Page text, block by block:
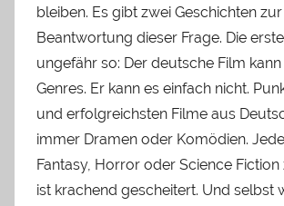
bleiben. Es gibt zwei Geschichten zur
Beantwortung dieser Frage. Die
ungefähr so: Der deutsche Film kann
Genres. Er kann es einfach nicht.
und erfolgreichsten Filme aus
immer Dramen oder Komödien.
Fantasy, Horror oder Science Fiction
ist krachend gescheitert. Und selbst